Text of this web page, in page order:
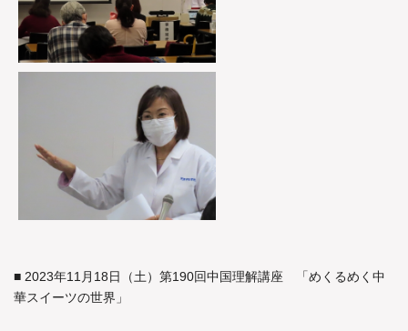
■ 2023年11月18日（土）第190回中国理解講座 「めくるめく中
華スイーツの世界」